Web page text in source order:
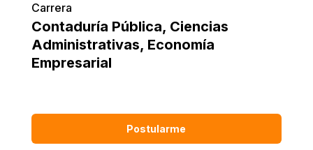
Carrera
Contaduría Pública, Ciencias
Administrativas, Economía
Empresarial
Postularme